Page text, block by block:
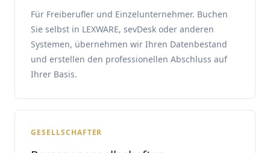
Für Freiberufler und Einzelunternehmer. Buchen
Sie selbst in LEXWARE, sevDesk oder anderen
Systemen, übernehmen wir Ihren Datenbestand
und erstellen den professionellen Abschluss auf
Ihrer Basis.
GESELLSCHAFTER